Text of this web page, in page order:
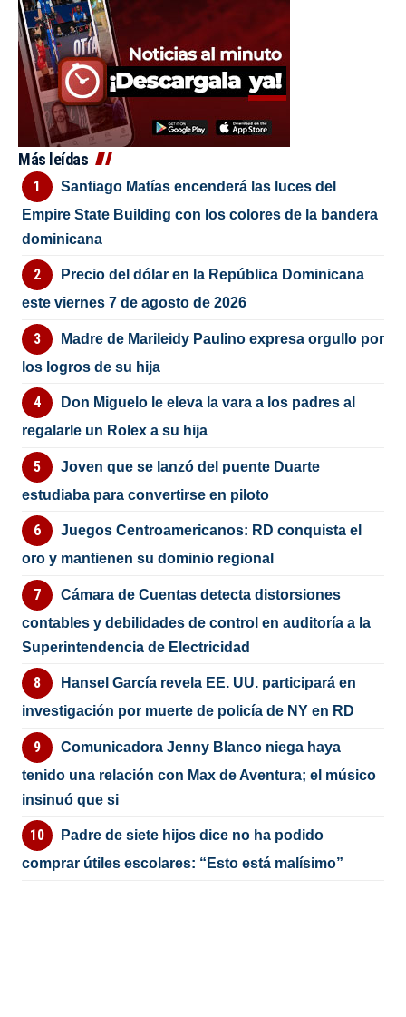
Más leídas
Santiago Matías encenderá las luces del
Empire State Building con los colores de la bandera
dominicana
Precio del dólar en la República Dominicana
este viernes 7 de agosto de 2026
Madre de Marileidy Paulino expresa orgullo por
los logros de su hija
Don Miguelo le eleva la vara a los padres al
regalarle un Rolex a su hija
Joven que se lanzó del puente Duarte
estudiaba para convertirse en piloto
Juegos Centroamericanos: RD conquista el
oro y mantienen su dominio regional
Cámara de Cuentas detecta distorsiones
contables y debilidades de control en auditoría a la
Superintendencia de Electricidad
Hansel García revela EE. UU. participará en
investigación por muerte de policía de NY en RD
Comunicadora Jenny Blanco niega haya
tenido una relación con Max de Aventura; el músico
insinuó que si
Padre de siete hijos dice no ha podido
comprar útiles escolares: “Esto está malísimo”